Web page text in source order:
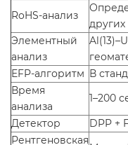
RoHS-анализ
других
Элементный
анализ
EFP-алгоритм В
Время
анализа
1–200
Детектор
DPP +
Рентгеновская